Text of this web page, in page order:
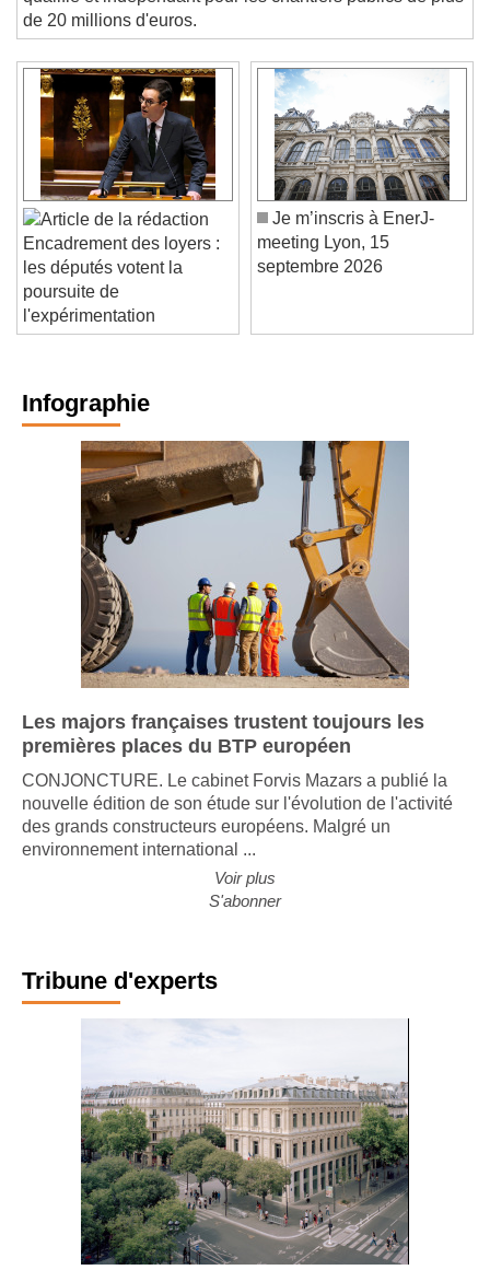
qualifié et indépendant pour les chantiers publics de plus
de 20 millions d'euros.
Encadrement des loyers :
les députés votent la
poursuite de
l'expérimentation
Je m’inscris à EnerJ-
meeting Lyon, 15
Infographie
Les majors françaises trustent toujours les
premières places du BTP européen
CONJONCTURE. Le cabinet Forvis Mazars a publié la
nouvelle édition de son étude sur l'évolution de l'activité
des grands constructeurs européens. Malgré un
Voir plus
Tribune d'experts